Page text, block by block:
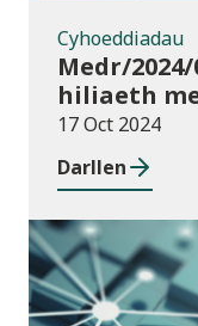
Cyhoeddiadau
Medr/
hiliaeth
canllawiau
17 Oct 2024
Darllen